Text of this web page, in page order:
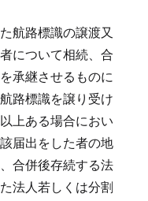
航路標識の譲渡又
について相続、合
承継させるものに
路標識を譲り受け
上ある場合におい
届出をした者の地
合併後存続する法
法人若しくは分割